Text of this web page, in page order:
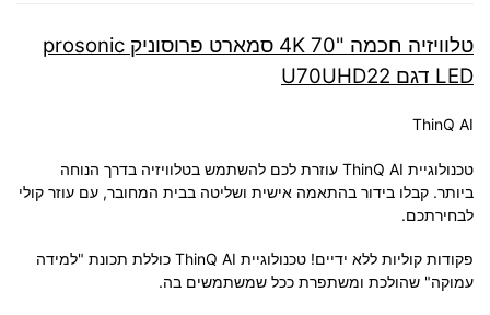
טלוויזיה חכמה "70 4K סמארט פרוסוניק prosonic
LED דגם U70UHD22
ThinQ AI
טכנולוגיית ThinQ AI עוזרת לכם להשתמש בטלוויזיה בדרך הנוחה
ביותר. קבלו בידור בהתאמה אישית ושליטה בבית המחובר, עם עוזר קולי
לבחירתכם.
פקודות קוליות ללא ידיים! טכנולוגיית ThinQ AI כוללת תכונת "למידה
עמוקה" שהולכת ומשתפרת ככל שמשתמשים בה.